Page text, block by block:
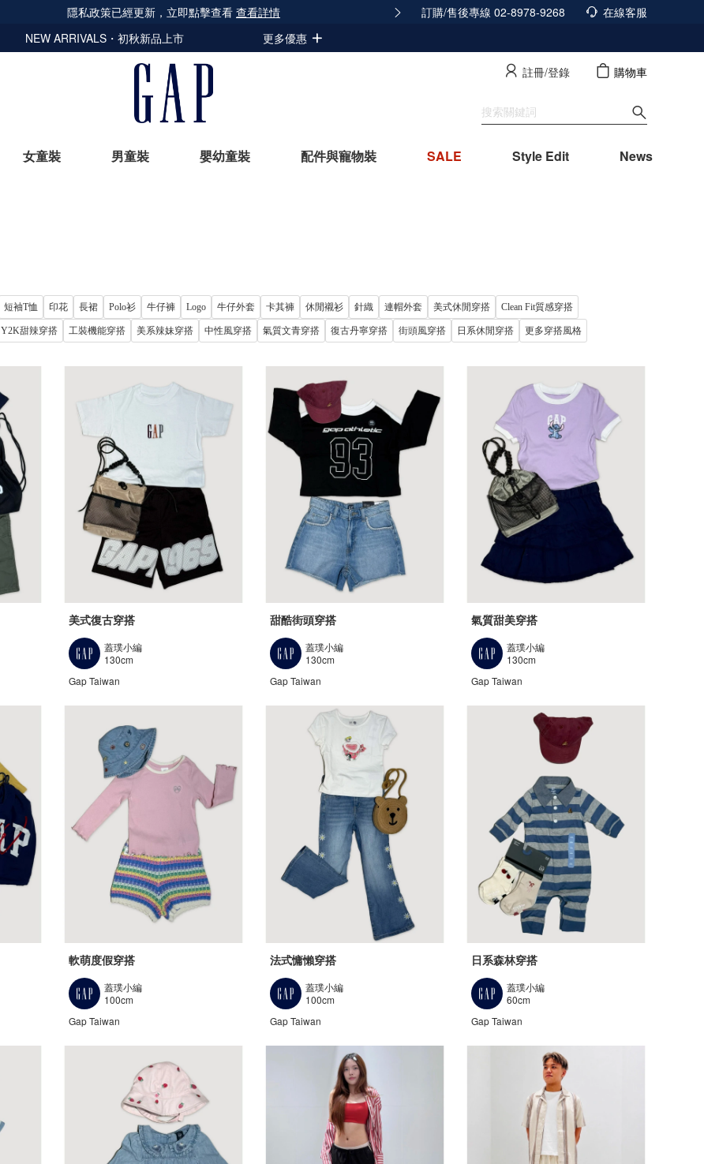
隱私政策已經更新，立即點擊查看 查看詳情 積分發放調整公告查看詳情
訂購/售後專線 02-8978-9268
在線客服
NEW ARRIVALS・初秋新品上市
更多優惠
註冊/登錄 購物車
女童裝 男童裝 嬰幼童裝 配件與寵物裝 SALE Style Edit News
短袖T恤 印花 長裙 Polo衫 牛仔褲 Logo 牛仔外套 卡其褲 休閒襯衫 針織 連帽外套 美式休閒穿搭 Clean Fit質感穿搭
Y2K甜辣穿搭 工裝機能穿搭 美系辣妹穿搭 中性風穿搭 氣質文青穿搭 復古丹寧穿搭 街頭風穿搭 日系休閒穿搭 更多穿搭風格
美式復古穿搭
蓋璞小編
130cm
Gap Taiwan
甜酷街頭穿搭
蓋璞小編
130cm
Gap Taiwan
氣質甜美穿搭
蓋璞小編
130cm
Gap Taiwan
軟萌度假穿搭
蓋璞小編
100cm
Gap Taiwan
法式慵懶穿搭
蓋璞小編
100cm
Gap Taiwan
日系森林穿搭
蓋璞小編
60cm
Gap Taiwan